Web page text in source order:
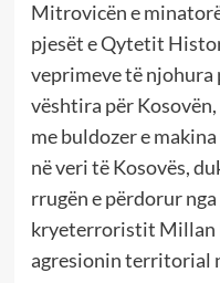
Mitrovicën e
pjesët e Qytetit
veprimeve të njohura
vështira për
me buldozer e
në veri të Kosovës,
rrugën e përdorur
kryeterroristit Millan
agresionin territorial